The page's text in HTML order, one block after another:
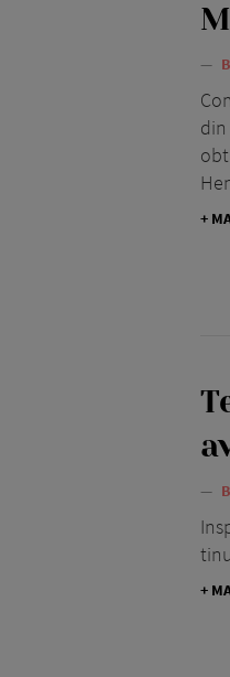
—
+
—
+